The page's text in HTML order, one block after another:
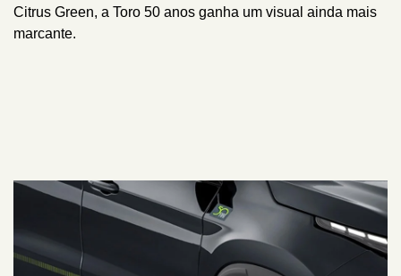
Citrus Green, a Toro 50 anos ganha um visual ainda mais
marcante.